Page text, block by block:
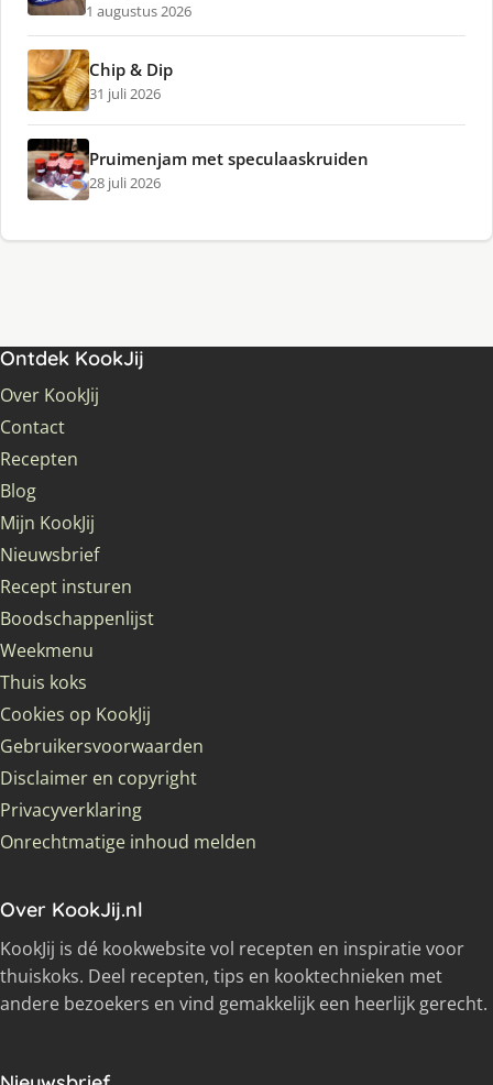
1 augustus 2026
Chip & Dip
31 juli 2026
Pruimenjam met speculaaskruiden
28 juli 2026
Ontdek KookJij
Over KookJij
Contact
Recepten
Blog
Mijn KookJij
Nieuwsbrief
Recept insturen
Boodschappenlijst
Weekmenu
Thuis koks
Cookies op KookJij
Gebruikersvoorwaarden
Disclaimer en copyright
Privacyverklaring
Onrechtmatige inhoud melden
Over KookJij.nl
KookJij is dé kookwebsite vol recepten en inspiratie voor
thuiskoks. Deel recepten, tips en kooktechnieken met
andere bezoekers en vind gemakkelijk een heerlijk gerecht.